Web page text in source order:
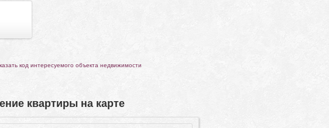
код интересуемого объекта недвижимости
квартиры на карте